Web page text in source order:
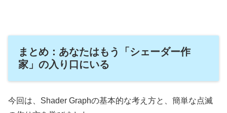
まとめ：あなたはもう「シェーダー作
家」の入り口にいる
今回は、Shader Graphの基本的な考え方と、簡単な点滅